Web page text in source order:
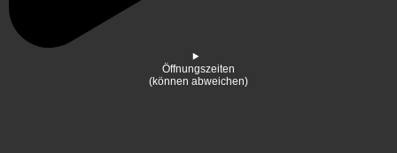
Öffnungszeiten
(können abweichen)